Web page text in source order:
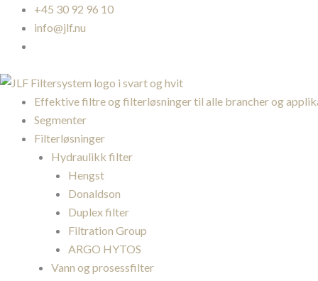
Hopp
+45 30 92 96 10
info@jlf.nu
Effektive filtre og filterløsninger til alle brancher og
Segmenter
Filterløsninger
Hydraulikk filter
Hengst
Donaldson
Duplex filter
Filtration Group
ARGO HYTOS
Vann og prosessfilter